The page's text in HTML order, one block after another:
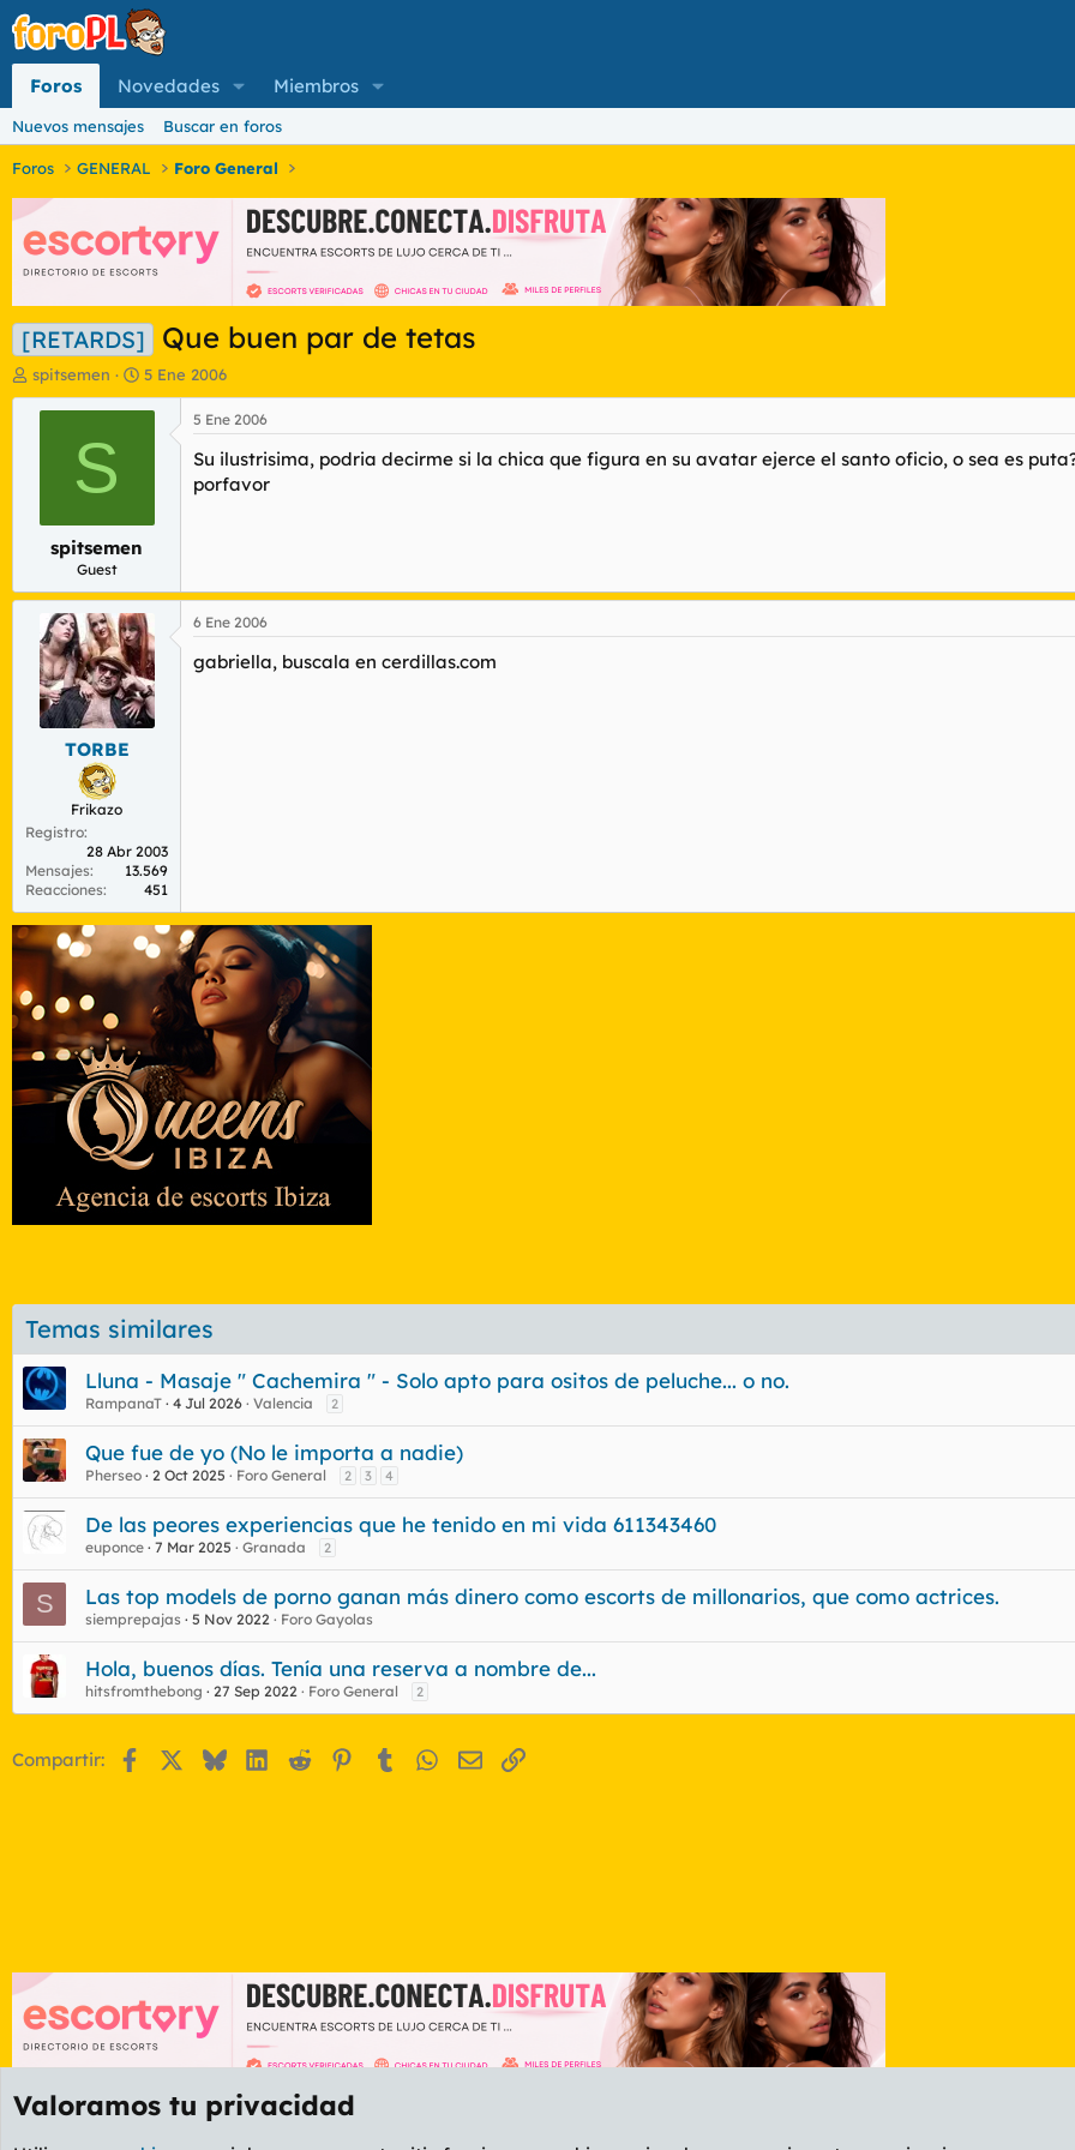
Foros Novedades Miembros
Nuevos mensajes Buscar en foros
Foros GENERAL Foro General
[RETARDS] Que buen par de tetas
I
n
o
e
e
m
a
spitsemen
F
e
c
i
c
i
o
5 Ene 2006
S
spitsemen
Guest
5 Ene 2006
Su ilustrisima, podria decirme si la chica que figura en su avatar ejerce el santo oficio, o sea es
porfavor
TORBE
Frikazo
Registro
28 Abr 2003
Mensajes
13.569
Reacciones
451
6 Ene 2006
gabriella, buscala en cerdillas.com
Temas similares
Lluna - Masaje " Cachemira " - Solo apto para ositos de peluche... o no.
RampanaT 4 Jul 2026 Valencia 2
Que fue de yo (No le importa a nadie)
Pherseo 2 Oct 2025 Foro General 2 3 4
De las peores experiencias que he tenido en mi vida 611343460
euponce 7 Mar 2025 Granada 2
S Las top models de porno ganan más dinero como escorts de millonarios, que como actrices.
siemprepajas 5 Nov 2022 Foro Gayolas
Hola, buenos días. Tenía una reserva a nombre de...
hitsfromthebong 27 Sep 2022 Foro General 2
Compartir: FacebookBlueskyLinkedIn
Reddit Pinterest
Tumblr WhatsApp
EmailEnlace
Foro General
Valoramos tu privacidad